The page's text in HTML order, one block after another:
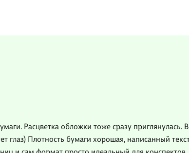
Расцветка обложки тоже сразу приглянулась.
глаз) Плотность бумаги хорошая, написанный